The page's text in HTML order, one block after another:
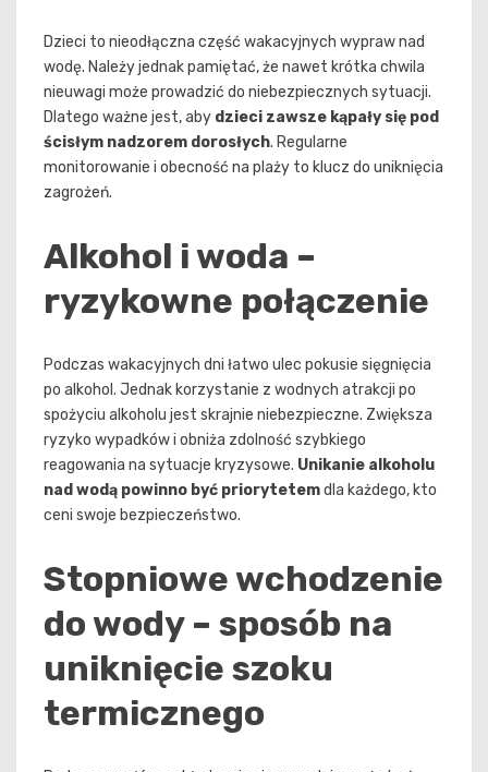
Dzieci to nieodłączna część wakacyjnych wypraw nad
wodę. Należy jednak pamiętać, że nawet krótka chwila
nieuwagi może prowadzić do niebezpiecznych sytuacji.
Dlatego ważne jest, aby dzieci zawsze kąpały się pod
ścisłym nadzorem dorosłych. Regularne
monitorowanie i obecność na plaży to klucz do uniknięcia
zagrożeń.
Alkohol i woda –
ryzykowne połączenie
Podczas wakacyjnych dni łatwo ulec pokusie sięgnięcia
po alkohol. Jednak korzystanie z wodnych atrakcji po
spożyciu alkoholu jest skrajnie niebezpieczne. Zwiększa
ryzyko wypadków i obniża zdolność szybkiego
reagowania na sytuacje kryzysowe. Unikanie alkoholu
nad wodą powinno być priorytetemdla każdego, kto
ceni swoje bezpieczeństwo.
Stopniowe wchodzenie
do wody – sposób na
uniknięcie szoku
termicznego